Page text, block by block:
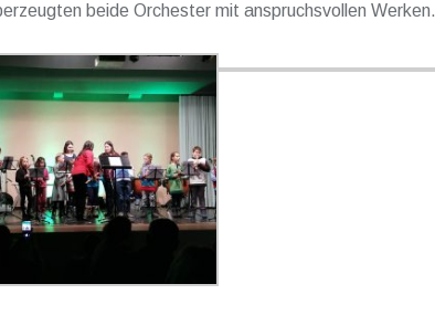
beide Orchester mit anspruchsvollen Werken.